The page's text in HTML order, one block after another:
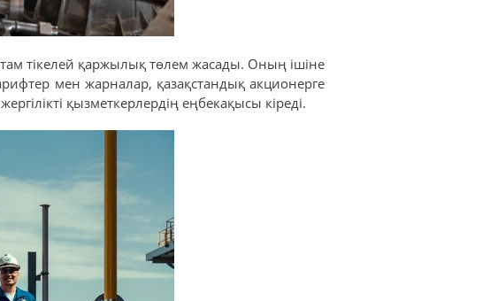
тікелей қаржылық төлем жасады. Оның ішіне
мен жарналар, қазақстандық акционерге
қызметкерлердің еңбекақысы кіреді.